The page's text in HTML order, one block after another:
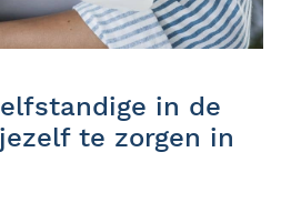
in de
te zorgen in